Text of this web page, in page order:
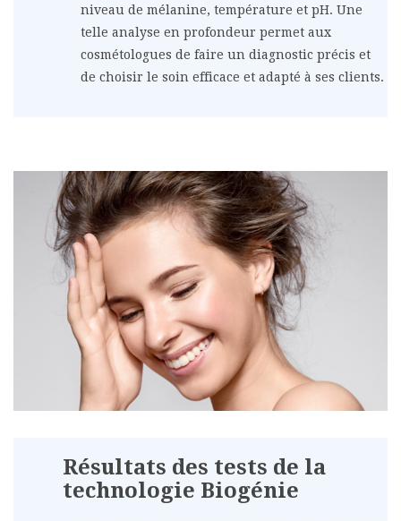
niveau de mélanine, température et pH. Une
telle analyse en profondeur permet aux
cosmétologues de faire un diagnostic précis et
de choisir le soin efficace et adapté à ses clients.
Résultats des tests de la
technologie Biogénie